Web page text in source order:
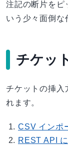
注記の断片をピ
いう少々面倒な
チケッ
チケットの挿入
れます。
CSV インポ
REST API